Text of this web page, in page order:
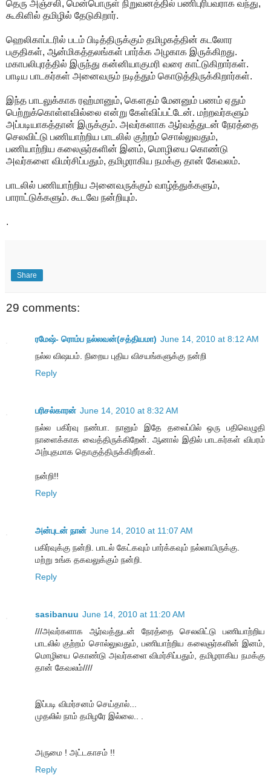
தெரு அஞ்சலி, மென்பொருள் நிறுவனத்தில் பணிபுரிபவராக வந்து,
கூகிளில் தமிழில் தேடுகிறார்.
ஹெலிகாப்டரில் படம் பிடித்திருக்கும் தமிழகத்தின் கடலோர
பகுதிகள், ஆன்மிகத்தலங்கள் பார்க்க அழகாக இருக்கிறது.
மகாபலிபுரத்தில் இருந்து கன்னியாகுமரி வரை காட்டுகிறார்கள்.
பாடிய பாடகர்கள் அனைவரும் நடித்தும் கொடுத்திருக்கிறார்கள்.
இந்த பாடலுக்காக ரஹ்மானும், கௌதம் மேனனும் பணம் ஏதும்
பெற்றுக்கொள்ளவில்லை என்று கேள்விப்பட்டேன். மற்றவர்களும்
அப்படியாகத்தான் இருக்கும். அவர்களாக ஆர்வத்துடன் நேரத்தை
செலவிட்டு பணியாற்றிய பாடலில் குற்றம் சொல்லுவதும்,
பணியாற்றிய கலைஞர்களின் இனம், மொழியை கொண்டு
அவர்களை விமர்சிப்பதும், தமிழராகிய நமக்கு தான் கேவலம்.
பாடலில் பணியாற்றிய அனைவருக்கும் வாழ்த்துக்களும்,
பாராட்டுக்களும். கூடவே நன்றியும்.
.
Share
29 comments:
ரமேஷ்- ரொம்ப நல்லவன்(சத்தியமா) June 14, 2010 at 8:12 AM
நல்ல விஷயம். நிறைய புதிய விசயங்களுக்கு நன்றி
Reply
பரிசல்காரன் June 14, 2010 at 8:32 AM
நல்ல பகிர்வு நண்பா. நானும் இதே தலைப்பில் ஒரு பதிவெழுதி
நாளைக்காக வைத்திருக்கிறேன். ஆனால் இதில் பாடகர்கள் விபரம்
அற்புதமாக தொகுத்திருக்கிறீர்கள்.
நன்றி!!
Reply
அன்புடன் நான் June 14, 2010 at 11:07 AM
பகிர்வுக்கு நன்றி. பாடல் கேட்கவும் பார்க்கவும் நல்லாயிருக்கு.
மற்று உங்க தகவலுக்கும் நன்றி.
Reply
sasibanuu June 14, 2010 at 11:20 AM
///அவர்களாக ஆர்வத்துடன் நேரத்தை செலவிட்டு பணியாற்றிய
பாடலில் குற்றம் சொல்லுவதும், பணியாற்றிய கலைஞர்களின் இனம்,
மொழியை கொண்டு அவர்களை விமர்சிப்பதும், தமிழராகிய நமக்கு
தான் கேவலம்////
இப்படி விமர்சனம் செய்தால்...
முதலில் நாம் தமிழரே இல்லை.. .
அருமை ! அட்டகாசம் !!
Reply